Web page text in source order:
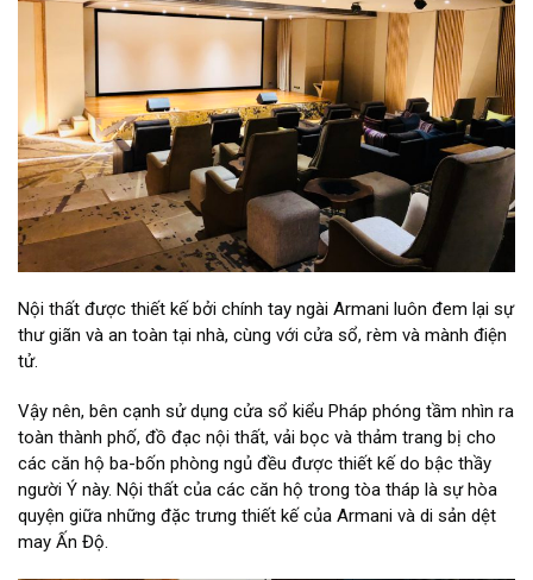
Nội thất được thiết kế bởi chính tay ngài Armani luôn đem lại sự
thư giãn và an toàn tại nhà, cùng với cửa sổ, rèm và mành điện
tử.
Vậy nên, bên cạnh sử dụng cửa sổ kiểu Pháp phóng tầm nhìn ra
toàn thành phố, đồ đạc nội thất, vải bọc và thảm trang bị cho
các căn hộ ba-bốn phòng ngủ đều được thiết kế do bậc thầy
người Ý này. Nội thất của các căn hộ trong tòa tháp là sự hòa
quyện giữa những đặc trưng thiết kế của Armani và di sản dệt
may Ấn Độ.